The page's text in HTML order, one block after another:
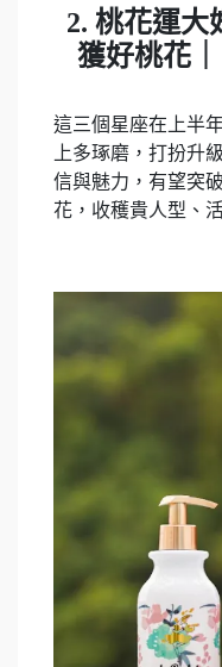
2. 桃花運大
獲好桃花
這三個星座在上半
上多琢磨，打扮升
信與魅力，有望突
花，收穫貴人型、